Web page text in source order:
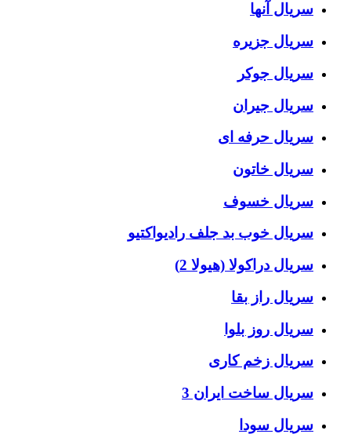
سریال آنها
سریال جزیره
سریال جوکر
سریال جیران
سریال حرفه ای
سریال خاتون
سریال خسوف
سریال خوب بد جلف رادیواکتیو
سریال دراکولا (هیولا 2)
سریال راز بقا
سریال روز بلوا
سریال زخم کاری
سریال ساخت ایران 3
سریال سودا